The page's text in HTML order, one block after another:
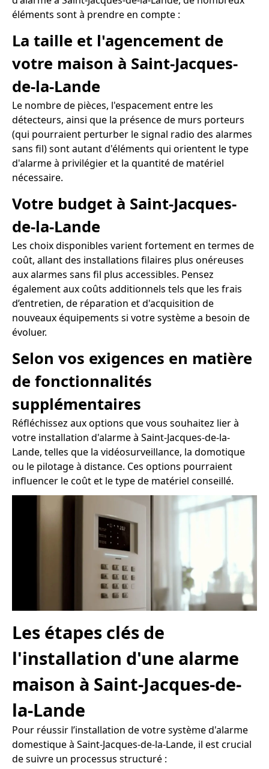
éléments sont à prendre en compte :
La taille et l'agencement de
votre maison à Saint-Jacques-
de-la-Lande
Le nombre de pièces, l'espacement entre les
détecteurs, ainsi que la présence de murs porteurs
(qui pourraient perturber le signal radio des alarmes
sans fil) sont autant d'éléments qui orientent le type
d'alarme à privilégier et la quantité de matériel
nécessaire.
Votre budget à Saint-Jacques-
de-la-Lande
Les choix disponibles varient fortement en termes de
coût, allant des installations filaires plus onéreuses
aux alarmes sans fil plus accessibles. Pensez
également aux coûts additionnels tels que les frais
d’entretien, de réparation et d'acquisition de
nouveaux équipements si votre système a besoin de
évoluer.
Selon vos exigences en matière
de fonctionnalités
supplémentaires
Réfléchissez aux options que vous souhaitez lier à
votre installation d'alarme à Saint-Jacques-de-la-
Lande, telles que la vidéosurveillance, la domotique
ou le pilotage à distance. Ces options pourraient
influencer le coût et le type de matériel conseillé.
Les étapes clés de
l'installation d'une alarme
maison à Saint-Jacques-de-
la-Lande
Pour réussir l’installation de votre système d'alarme
domestique à Saint-Jacques-de-la-Lande, il est crucial
de suivre un processus structuré :